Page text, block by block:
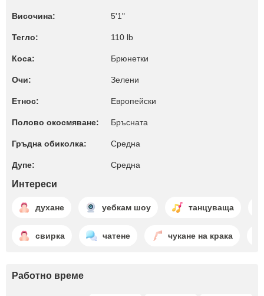
Височина: 5'1"
Тегло: 110 lb
Коса: Брюнетки
Очи: Зелени
Етнос: Европейски
Полово окосмяване: Бръсната
Гръдна обиколка: Среднa
Дупе: Среднa
Интереси
духане уебкам шоу танцуваща
свирка чатене чукане на крака
Работно време